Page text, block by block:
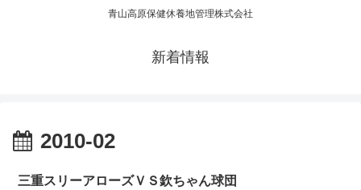
青山高原保健休養地管理株式会社
新着情報
2010-02
三重スリーアローズＶＳ欽ちゃん球団